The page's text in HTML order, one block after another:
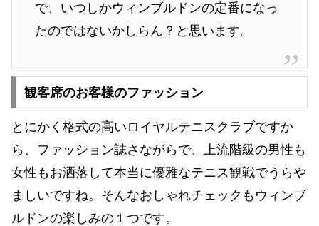
で、いつしかウィンブルドンの定番になっ
たのではないかしらん？と思います。
観客席のお客様のファッション
とにかく格式の高いロイヤルテニスクラブですか
ら、ファッション誌さながらで、上流階級の男性も
女性もお洒落して本当に優雅なテニス観戦でうらや
ましいですね。そんなおしゃれチェックもウィンブ
ルドンの楽しみの１つです。